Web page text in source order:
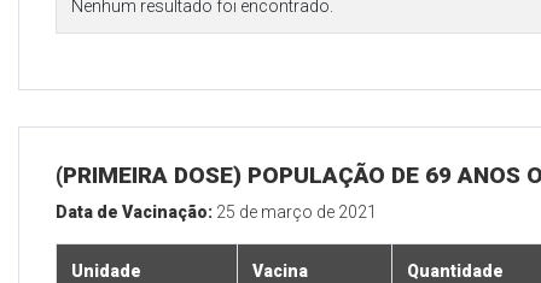
Nenhum resultado foi encontrado.
(PRIMEIRA DOSE) POPULAÇÃO DE 69 ANOS
Data de Vacinação: 25 de março de 2021
Unidade Vacina Quantidade